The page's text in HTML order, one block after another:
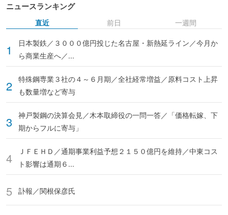
ニュースランキング
直近
日本製鉄／３０００億円投じた名古屋・新熱延ライン／今月か
ら商業生産へ／...
特殊鋼専業３社の４～６月期／全社経常増益／原料コスト上昇
も数量増など寄与
神戸製鋼の決算会見／木本取締役の一問一答／「価格転嫁、下
期からフルに寄与」
ＪＦＥＨＤ／通期事業利益予想２１５０億円を維持／中東コス
ト影響は通期６...
訃報／関根保彦氏
前日 一週間